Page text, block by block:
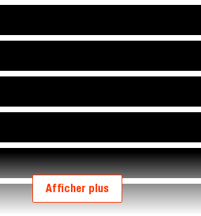
Afficher plus